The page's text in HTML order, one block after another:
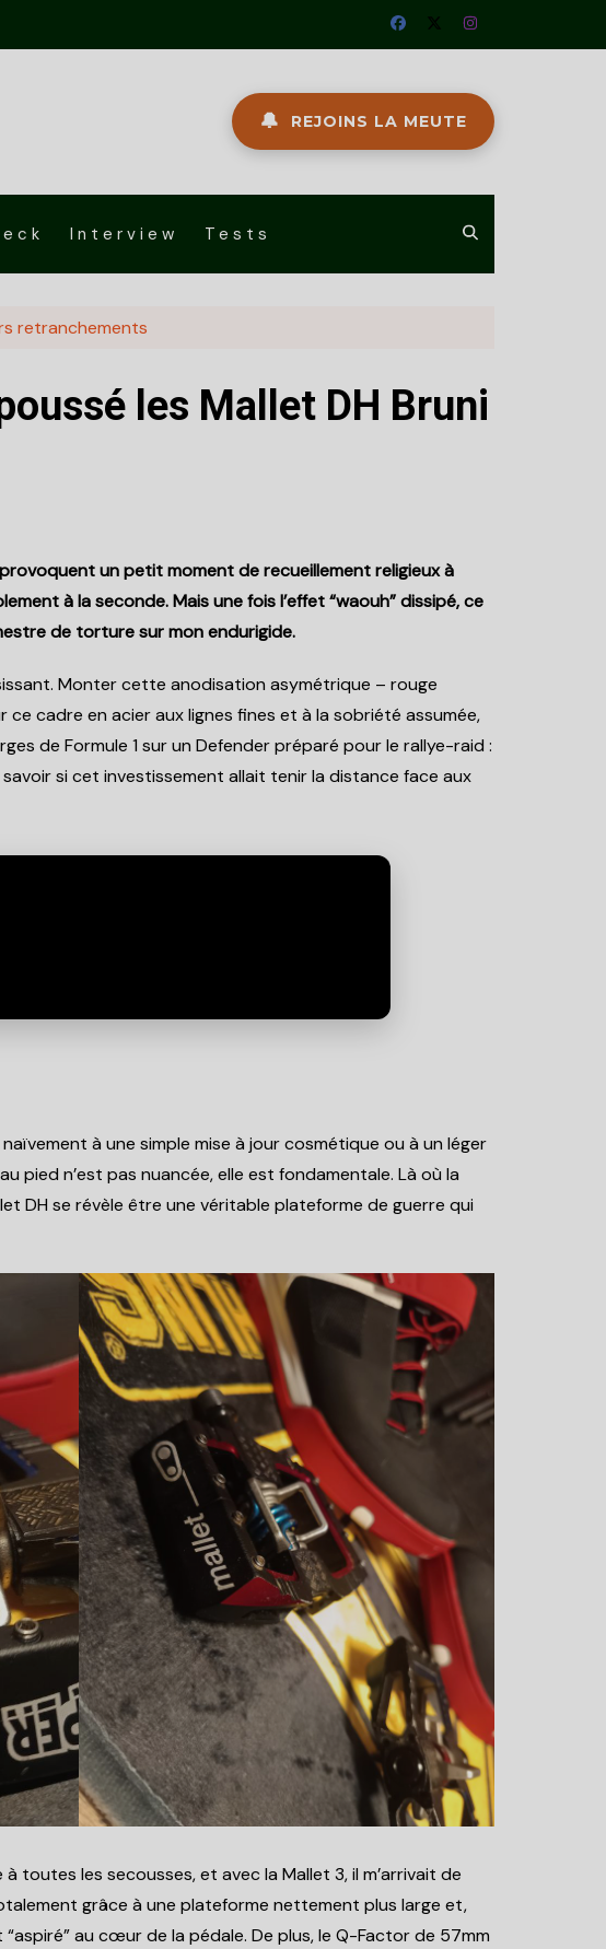
🔔 REJOINS LA MEUTE
Interview Tests
retranchements
les Mallet DH Bruni
un petit moment de recueillement religieux à
à la seconde. Mais une fois l’effet “waouh” dissipé, ce
de torture sur mon endurigide.
Monter cette anodisation asymétrique – rouge
cadre en acier aux lignes fines et à la sobriété assumée,
de Formule 1 sur un Defender préparé pour le rallye-raid :
si cet investissement allait tenir la distance face aux
à une simple mise à jour cosmétique ou à un léger
pied n’est pas nuancée, elle est fondamentale. Là où la
DH se révèle être une véritable plateforme de guerre qui
toutes les secousses, et avec la Mallet 3, il m’arrivait de
grâce à une plateforme nettement plus large et,
au cœur de la pédale. De plus, le Q-Factor de 57mm